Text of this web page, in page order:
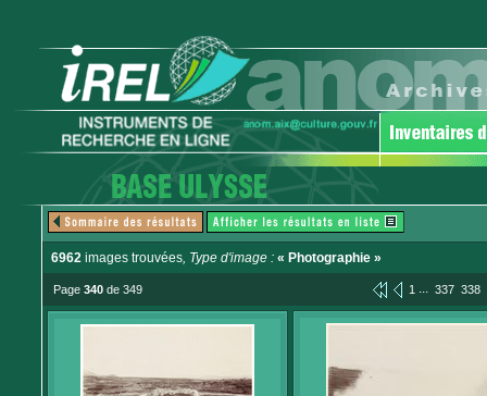
6962 images trouvées, Type d'image : « Photographie »
Page 340 de 349 1 ... 337 338